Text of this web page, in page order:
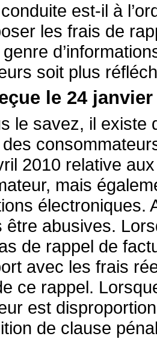
est-il à
les frais de
genre
soit plus
le 24 janvier
le savez, il existe
2010 relative
mais
électroniques.
être abusives.
de rappel de
avec les frais
ce rappel.
est
de clause